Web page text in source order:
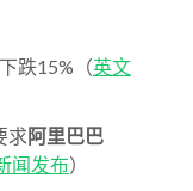
跌15%（英文
求阿里巴巴
闻发布）